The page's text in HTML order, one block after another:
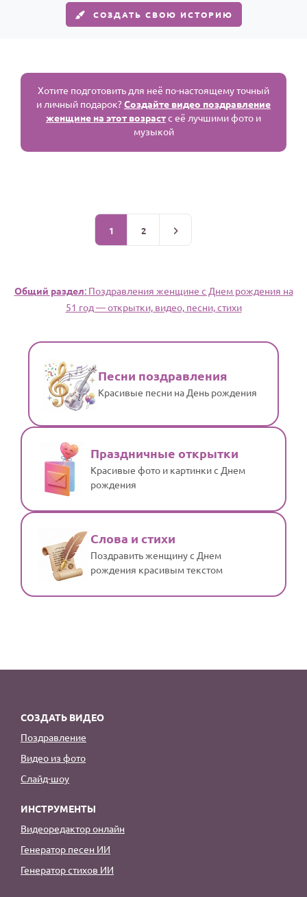
СОЗДАТЬ СВОЮ ИСТОРИЮ
Хотите подготовить для неё по-настоящему точный
и личный подарок?Создайте видео поздравление
женщине на этот возрастс её лучшими фото и
музыкой
1 2
Общий раздел: Поздравления женщине c Днем рождения на
51 год — открытки, видео, песни, стихи
Песни поздравления
Красивые песни на День рождения
Праздничные открытки
Красивые фото и картинки с Днем
рождения
Слова и стихи
Поздравить женщину с Днем
рождения красивым текстом
СОЗДАТЬ ВИДЕО
Поздравление
Видео из фото
Слайд-шоу
ИНСТРУМЕНТЫ
Видеоредактор онлайн
Генератор песен ИИ
Генератор стихов ИИ